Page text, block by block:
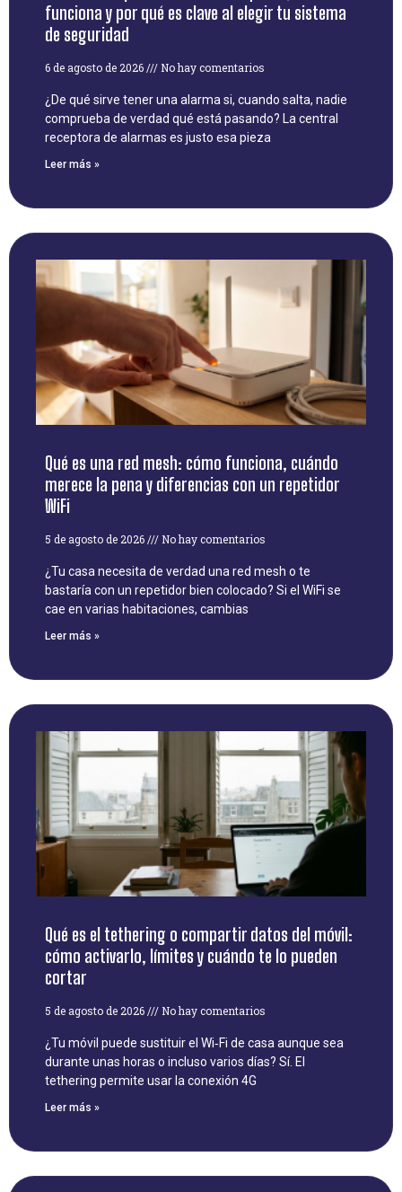
funciona y por qué es clave al elegir tu sistema
de seguridad
6 de agosto de 2026 No hay comentarios
¿De qué sirve tener una alarma si, cuando salta, nadie
comprueba de verdad qué está pasando? La central
receptora de alarmas es justo esa pieza
Leer más »
Qué es una red mesh: cómo funciona, cuándo
merece la pena y diferencias con un repetidor
WiFi
5 de agosto de 2026 No hay comentarios
¿Tu casa necesita de verdad una red mesh o te
bastaría con un repetidor bien colocado? Si el WiFi se
cae en varias habitaciones, cambias
Leer más »
Qué es el tethering o compartir datos del móvil:
cómo activarlo, límites y cuándo te lo pueden
cortar
5 de agosto de 2026 No hay comentarios
¿Tu móvil puede sustituir el Wi‑Fi de casa aunque sea
durante unas horas o incluso varios días? Sí. El
tethering permite usar la conexión 4G
Leer más »